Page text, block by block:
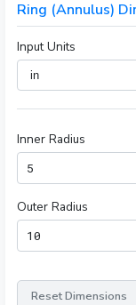
Ring (Annulus)
Input Units
Inner Radius
Outer Radius
Reset Dimensions